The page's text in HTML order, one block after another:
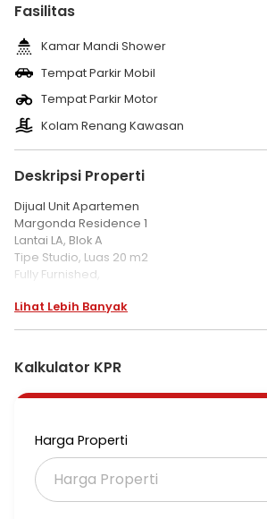
Fasilitas
Kamar Mandi Shower
Tempat Parkir Mobil
Tempat Parkir Motor
Kolam Renang Kawasan
Deskripsi Properti
Dijual Unit Apartemen
Margonda Residence 1
Lantai LA, Blok A
Tipe Studio, Luas 20 m2
Fully Furnished,
*Harga 150 Juta* nego (A1TM)
Lihat Lebih Banyak
Kalkulator KPR
Harga Properti